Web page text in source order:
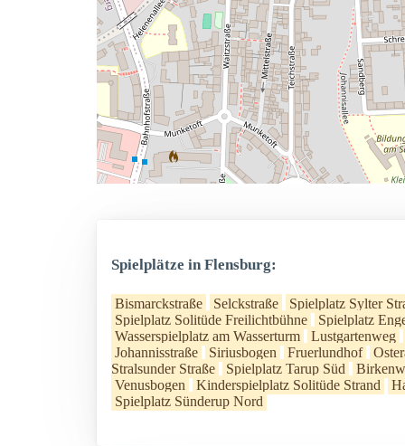
Spielplätze in Flensburg:
Bismarckstraße Selckstraße
Spielplatz Sylter
Spielplatz Solitüde Freilichtbühne
Spielplatz
Wasserspielplatz am Wasserturm
Lustgartenweg
Johannisstraße
Siriusbogen Fruerlundhof
Stralsunder Straße
Spielplatz Tarup Süd
Venusbogen
Kinderspielplatz Solitüde Strand
Spielplatz Sünderup Nord